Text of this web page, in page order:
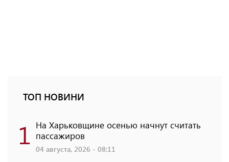
ТОП НОВИНИ
1 На Харьковщине осенью начнут считать
пассажиров
04 августа, 2026 - 08:11